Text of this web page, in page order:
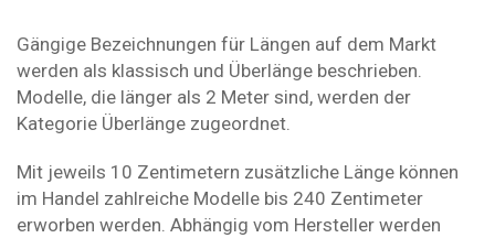
Gängige Bezeichnungen für Längen auf dem Markt
werden als klassisch und Überlänge beschrieben.
Modelle, die länger als 2 Meter sind, werden der
Kategorie Überlänge zugeordnet.
Mit jeweils 10 Zentimetern zusätzliche Länge können
im Handel zahlreiche Modelle bis 240 Zentimeter
erworben werden. Abhängig vom Hersteller werden